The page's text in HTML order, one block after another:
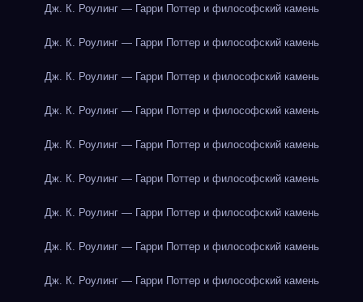
Дж. К. Роулинг — Гарри Поттер и философский камень
Дж. К. Роулинг — Гарри Поттер и философский камень
Дж. К. Роулинг — Гарри Поттер и философский камень
Дж. К. Роулинг — Гарри Поттер и философский камень
Дж. К. Роулинг — Гарри Поттер и философский камень
Дж. К. Роулинг — Гарри Поттер и философский камень
Дж. К. Роулинг — Гарри Поттер и философский камень
Дж. К. Роулинг — Гарри Поттер и философский камень
Дж. К. Роулинг — Гарри Поттер и философский камень